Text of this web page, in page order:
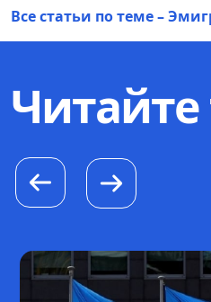
Все статьи по теме –